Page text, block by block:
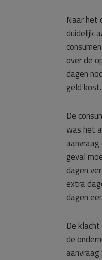
Naar het
duidelijk
over de
dagen
geld kost.
De
was het
geval
dagen
extra
dagen
De
de
aanvraag